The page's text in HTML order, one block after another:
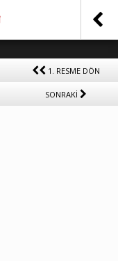
1. RESME DÖN
SONRAKİ